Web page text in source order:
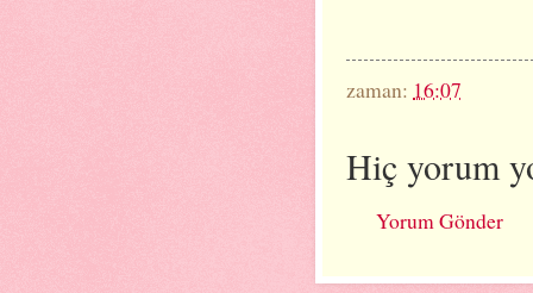
zaman: 16:07
Hiç yorum
Yorum Gönder